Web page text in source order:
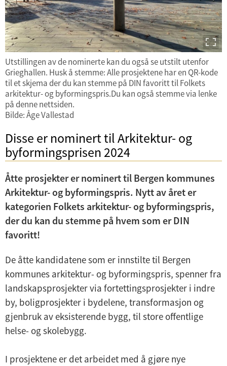
Utstillingen av de nominerte kan du også se utstilt utenfor
Grieghallen. Husk å stemme: Alle prosjektene har en QR-kode
til et skjema der du kan stemme på DIN favoritt til Folkets
arkitektur- og byformingspris.Du kan også stemme via lenke
på denne nettsiden.
Bilde: Åge Vallestad
Disse er nominert til Arkitektur- og
byformingsprisen 2024
Åtte prosjekter er nominert til Bergen kommunes
Arkitektur- og byformingspris. Nytt av året er
kategorien Folkets arkitektur- og byformingspris,
der du kan du stemme på hvem som er DIN
favoritt!
De åtte kandidatene som er innstilte til Bergen
kommunes arkitektur- og byformingspris, spenner fra
landskapsprosjekter via fortettingsprosjekter i indre
by, boligprosjekter i bydelene, transformasjon og
gjenbruk av eksisterende bygg, til store offentlige
helse- og skolebygg.
I prosjektene er det arbeidet med å gjøre nye